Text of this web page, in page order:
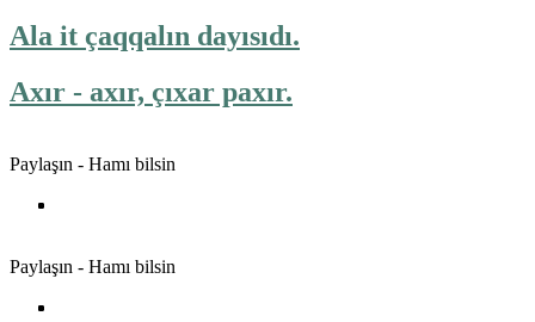
Ala it çaqqalın dayısıdı.
Axır - axır, çıxar paxır.
Paylaşın - Hamı bilsin
Paylaşın - Hamı bilsin